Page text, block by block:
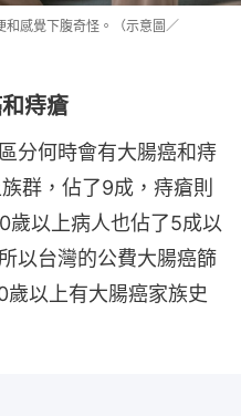
感覺下腹奇怪。（示意圖／
痔瘡
分何時會有大腸癌和痔
群，佔了9成，痔瘡則
以上病人也佔了5成以
以台灣的公費大腸癌篩
以上有大腸癌家族史